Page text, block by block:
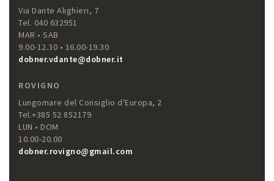
Via Dante Alighieri, 7
Tel. 040 632951
MAR • SAB
9.00-12.30 • 16.00-19.30
dobner.vdante@dobner.it
ROVIGNO
Lungomare del Consiglio d'Europa, 2
Tel.+385 52 852179
LUN • DOM
10.00-20.00
dobner.rovigno@gmail.com